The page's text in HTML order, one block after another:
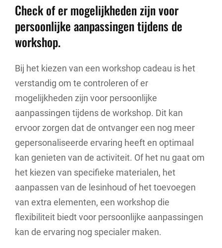
Check of er mogelijkheden zijn voor
persoonlijke aanpassingen tijdens de
workshop.
Bij het kiezen van een workshop cadeau is het
verstandig om te controleren of er
mogelijkheden zijn voor persoonlijke
aanpassingen tijdens de workshop. Dit kan
ervoor zorgen dat de ontvanger een nog meer
gepersonaliseerde ervaring heeft en optimaal
kan genieten van de activiteit. Of het nu gaat om
het kiezen van specifieke materialen, het
aanpassen van de lesinhoud of het toevoegen
van extra elementen, een workshop die
flexibiliteit biedt voor persoonlijke aanpassingen
kan de ervaring nog specialer maken.